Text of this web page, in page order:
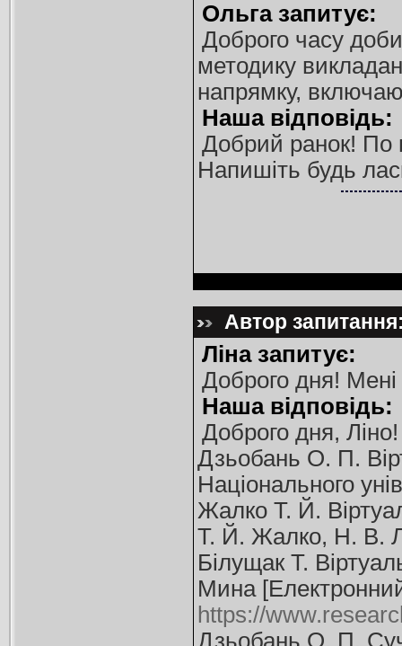
Ольга запитує:
Доброго часу
методику
напрямку,
Наша відповідь:
Добрий ранок! По
Напишіть будь
Автор
Ліна запитує:
Доброго дня!
Наша відповідь:
Доброго дня,
Дзьобань О. П.
Національного
Жалко Т. Й.
Т. Й. Жалко, Н. В.
Білущак Т.
Мина
https://
Дзьобань О. П.